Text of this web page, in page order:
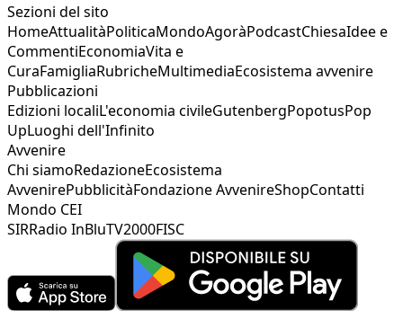
Sezioni del sito
HomeAttualitàPoliticaMondoAgoràPodcastChiesaIdee e
CommentiEconomiaVita e
CuraFamigliaRubricheMultimediaEcosistema avvenire
Pubblicazioni
Edizioni localiL'economia civileGutenbergPopotusPop
UpLuoghi dell'Infinito
Avvenire
Chi siamoRedazioneEcosistema
AvvenirePubblicitàFondazione AvvenireShopContatti
Mondo CEI
SIRRadio InBluTV2000FISC